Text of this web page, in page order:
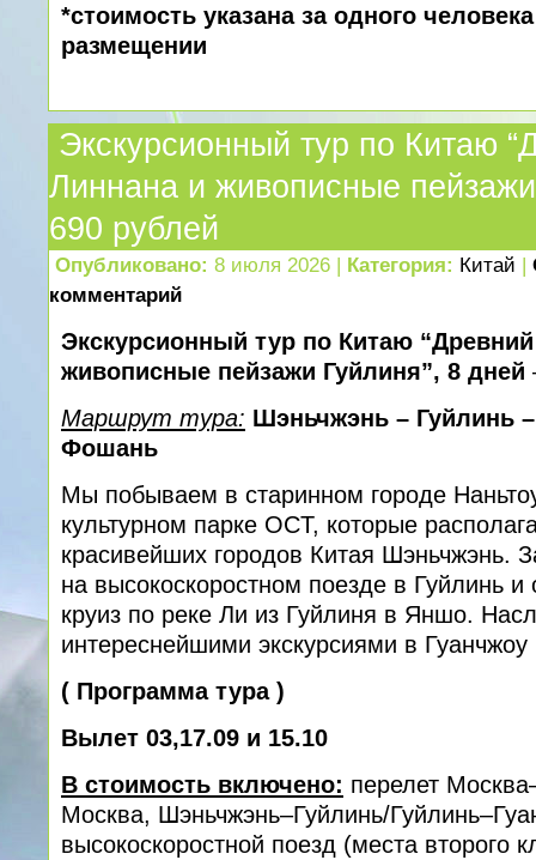
*стоимость указана за одного
размещении
Экскурсионный тур по Китаю
Линнана и живописные
690 рублей
Опубликовано: 8 июля 2026 | Категория: Китай |
комментарий
Экскурсионный тур по Китаю
живописные пейзажи Гуйлиня”, 8 дней
Маршрут тура: Шэньчжэнь – Гуйлинь
Фошань
Мы побываем в старинном городе
культурном парке OCT, которые
красивейших городов Китая Шэньчжэнь.
на высокоскоростном поезде в Гуйлинь и
круиз по реке Ли из Гуйлиня в Яншо.
интереснейшими экскурсиями в
( Программа тура)
Вылет 03,17.09 и 15.10
В стоимость включено: перелет
Москва, Шэньчжэнь–Гуйлинь/
высокоскоростной поезд (места второго